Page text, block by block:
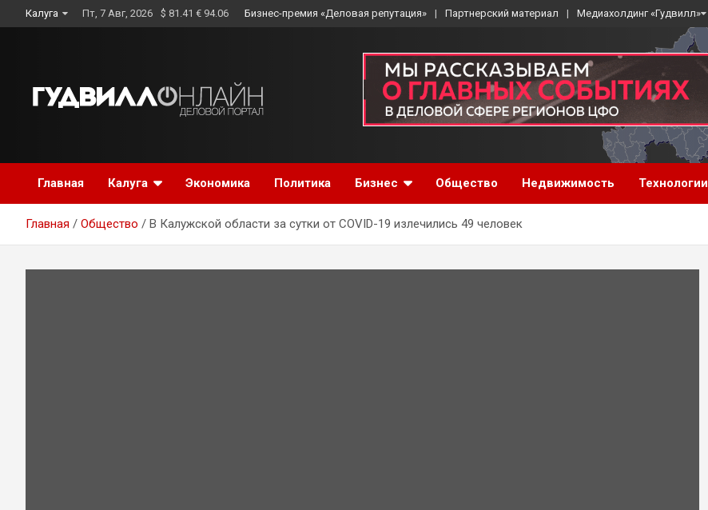
to
Калуга Пт, 7 Авг, 2026 $ 81.41 € 94.06 Бизнес-премия «Деловая репутация» Партнерский материал Медиахолдинг «Гудвилл»
Главная Калуга Экономика Политика Бизнес Общество Недвижимость Технологии
Главная Общество В Калужской области за сутки от COVID-19 излечились 49 человек